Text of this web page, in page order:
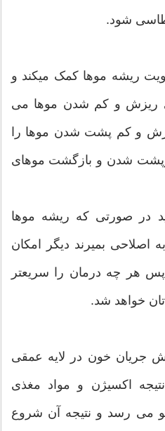
شود.
ریشه موها کمک میکند و
ریزش و کم شدن موها می
و کم پشت شدن موها را
شدن و بازگشت موهای
در صورتی که ریشه موها
اصلاحی بمیرند دیگر امکان
پس هر چه درمان را سریعتر
خواهد شد.
جریان خون در لایه عمقی
اکسیژن و مواد مغذی
می رسد و نتیجه آن شروع